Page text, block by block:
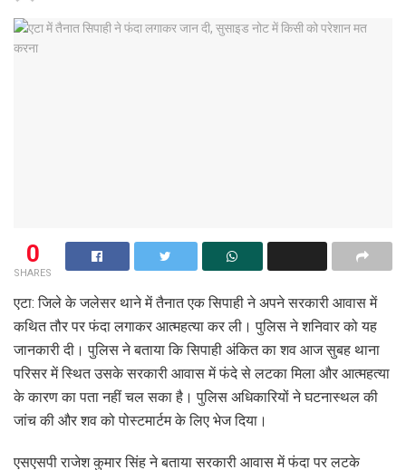
0
SHARES
एटा: जिले के जलेसर थाने में तैनात एक सिपाही ने अपने सरकारी आवास में
कथित तौर पर फंदा लगाकर आत्महत्या कर ली। पुलिस ने शनिवार को यह
जानकारी दी। पुलिस ने बताया कि सिपाही अंकित का शव आज सुबह थाना
परिसर में स्थित उसके सरकारी आवास में फंदे से लटका मिला और आत्महत्या
के कारण का पता नहीं चल सका है। पुलिस अधिकारियों ने घटनास्थल की
जांच की और शव को पोस्टमार्टम के लिए भेज दिया।
एसएसपी राजेश कुमार सिंह ने बताया सरकारी आवास में फंदा पर लटके